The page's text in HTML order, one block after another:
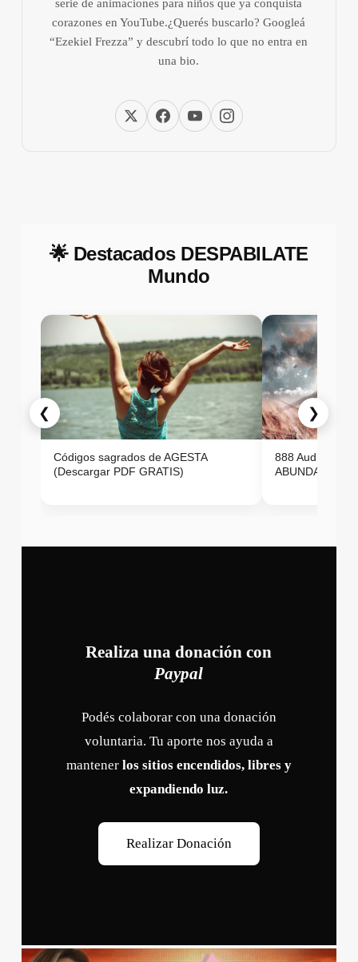
serie de animaciones para niños que ya conquista
corazones en YouTube.¿Querés buscarlo? Googleá
“Ezekiel Frezza” y descubrí todo lo que no entra en
una bio.
🌟 Destacados DESPABILATE
Mundo
❮
Códigos sagrados de AGESTA
(Descargar PDF GRATIS)
888 Audio
ABUNDANCIA
❯
Realiza una donación con
Paypal
Podés colaborar con una donación
voluntaria. Tu aporte nos ayuda a
mantener los sitios encendidos, libres y
expandiendo luz.
Realizar Donación